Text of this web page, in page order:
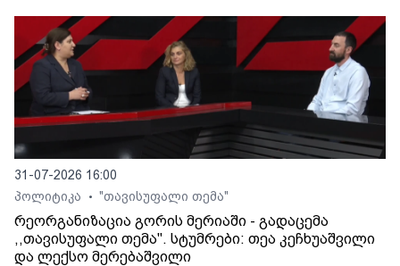
31-07-2026 16:00
პოლიტიკა
• "თავისუფალი თემა"
რეორგანიზაცია გორის მერიაში - გადაცემა
,,თავისუფალი თემა". სტუმრები: თეა კეჩხუაშვილი
და ლექსო მერებაშვილი